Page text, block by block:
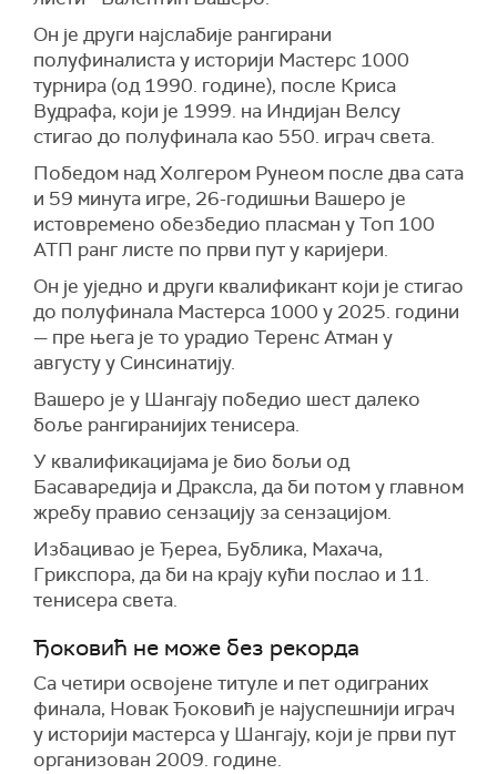
Он је други најслабије рангирани
полуфиналиста у историји Мастерс 1000
турнира (од 1990. године), после Криса
Вудрафа, који је 1999. на Индијан Велсу
стигао до полуфинала као 550. играч света.
Победом над Холгером Рунеом после два сата
и 59 минута игре, 26-годишњи Вашеро је
истовремено обезбедио пласман у Топ 100
АТП ранг листе по први пут у каријери.
Он је уједно и други квалификант који је стигао
до полуфинала Мастерса 1000 у 2025. години
— пре њега је то урадио Теренс Атман у
августу у Синсинатију.
Вашеро је у Шангају победио шест далеко
боље рангиранијих тенисера.
У квалификацијама је био бољи од
Басаваредија и Драксла, да би потом у главном
жребу правио сензацију за сензацијом.
Избацивао је Ђереа, Бублика, Махача,
Грикспора, да би на крају кући послао и 11.
тенисера света.
Ђоковић не може без рекорда
Са четири освојене титуле и пет одиграних
финала, Новак Ђоковић је најуспешнији играч
у историји мастерса у Шангају, који је први пут
организован 2009. године.